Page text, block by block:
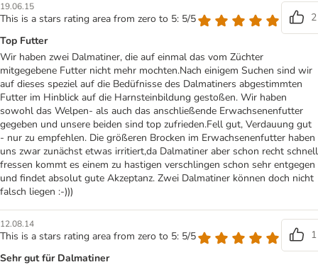
19.06.15
This is a stars rating area from zero to 5: 5/5
2
Top Futter
Wir haben zwei Dalmatiner, die auf einmal das vom Züchter
mitgegebene Futter nicht mehr mochten.Nach einigem Suchen sind wir
auf dieses speziel auf die Bedüfnisse des Dalmatiners abgestimmten
Futter im Hinblick auf die Harnsteinbildung gestoßen. Wir haben
sowohl das Welpen- als auch das anschließende Erwachsenenfutter
gegeben und unsere beiden sind top zufrieden.Fell gut, Verdauung gut
- nur zu empfehlen. Die größeren Brocken im Erwachsenenfutter haben
uns zwar zunächst etwas irritiert,da Dalmatiner aber schon recht schnell
fressen kommt es einem zu hastigen verschlingen schon sehr entgegen
und findet absolut gute Akzeptanz. Zwei Dalmatiner können doch nicht
falsch liegen :-)))
12.08.14
This is a stars rating area from zero to 5: 5/5
1
Sehr gut für Dalmatiner